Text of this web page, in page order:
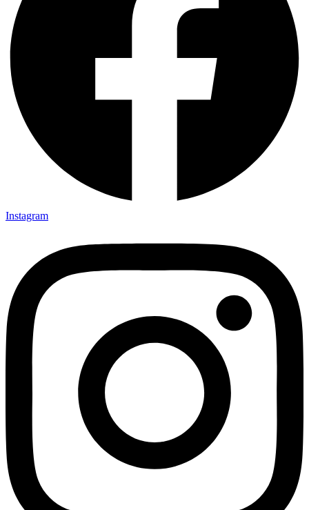
Instagram